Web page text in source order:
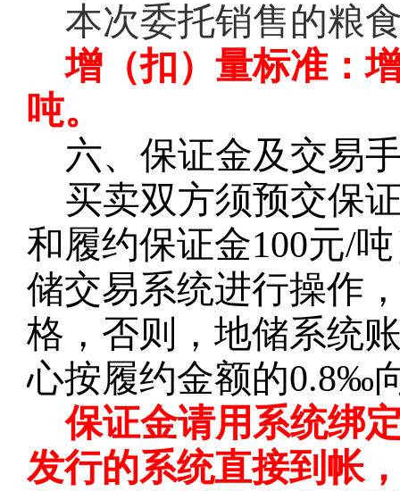
本次委托销售的粮
增（扣）量标准：
吨。
六、保证金及交易
买卖双方须预交保
和履约保证金100元/
储交易系统进行操作
格，否则，地储系统
心按履约金额的0.8‰
保证金请用系统绑
发行的系统直接到帐